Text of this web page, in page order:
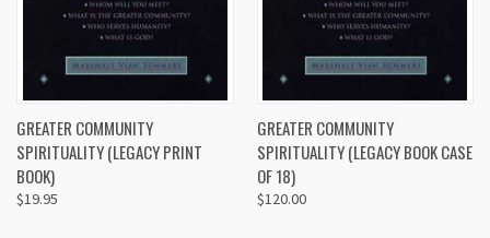
GREATER COMMUNITY
SPIRITUALITY (LEGACY PRINT
BOOK)
$19.95
GREATER COMMUNITY
SPIRITUALITY (LEGACY BOOK CASE
OF 18)
$120.00